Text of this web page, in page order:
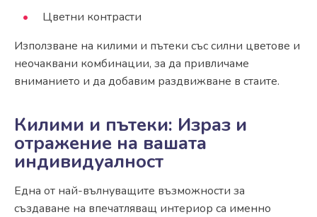
Цветни контрасти
Използване на килими и пътеки със силни цветове и
неочаквани комбинации, за да привличаме
вниманието и да добавим раздвижване в стаите.
Килими и пътеки: Израз и
отражение на вашата
индивидуалност
Една от най-вълнуващите възможности за
създаване на впечатляващ интериор са именно